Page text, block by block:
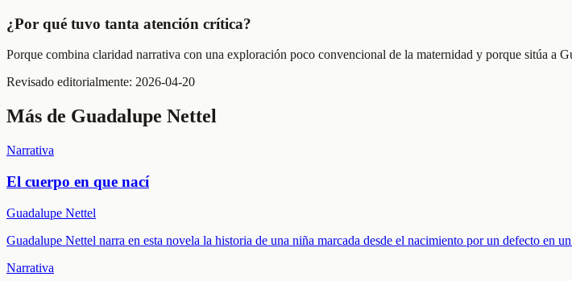
¿Por qué tuvo tanta atención crítica?
Porque combina claridad narrativa con una exploración poco convencional de la maternidad y porque sitúa a
Revisado editorialmente: 2026-04-20
Más de Guadalupe Nettel
Narrativa
El cuerpo en que nací
Guadalupe Nettel
Guadalupe Nettel narra en esta novela la historia de una niña marcada desde el nacimiento por un defecto en
Narrativa